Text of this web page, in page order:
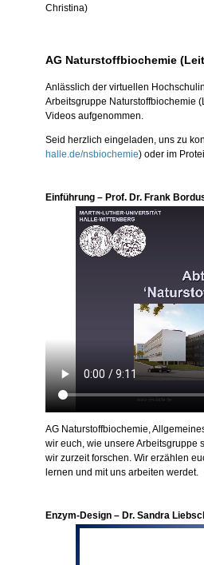
Christina)
AG Naturstoffbiochemie
Anlässlich der virtuellen
Arbeitsgruppe Naturstoffbiochemie
Videos aufgenommen.
Seid herzlich eingeladen, uns zu
halle.de/nsbiochemie) oder im
Einführung – Prof. Dr. Frank
AG Naturstoffbiochemie,
wir euch, wie unsere Arbeitsgruppe
wir zurzeit forschen. Wir erzählen
lernen und mit uns arbeiten werdet.
Enzym-Design – Dr. Sandra